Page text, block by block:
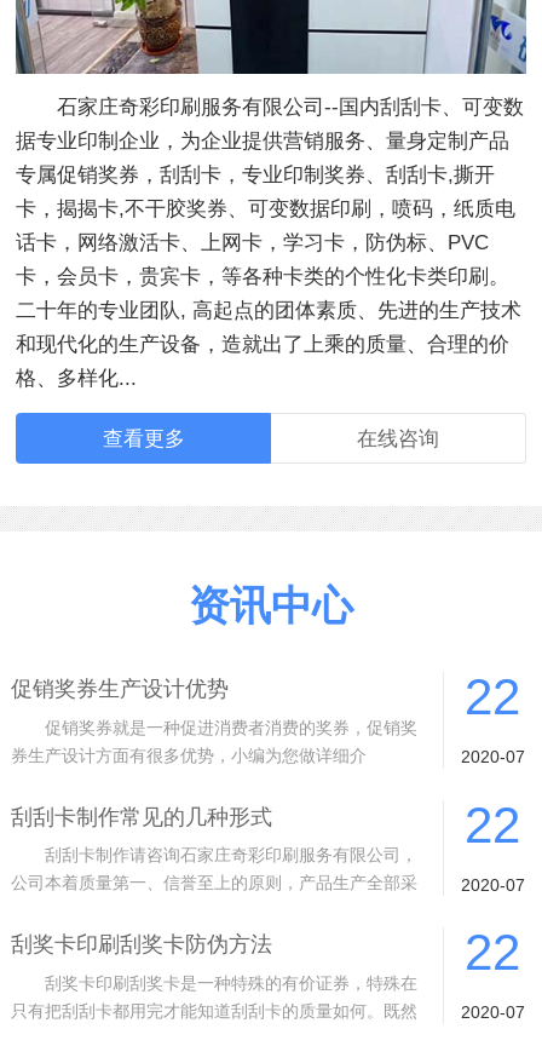
石家庄奇彩印刷服务有限公司--国内刮刮卡、可变数
据专业印制企业，为企业提供营销服务、量身定制产品
专属促销奖券，刮刮卡，专业印制奖券、刮刮卡,撕开
卡，揭揭卡,不干胶奖券、可变数据印刷，喷码，纸质电
话卡，网络激活卡、上网卡，学习卡，防伪标、PVC
卡，会员卡，贵宾卡，等各种卡类的个性化卡类印刷。
二十年的专业团队, 高起点的团体素质、先进的生产技术
和现代化的生产设备，造就出了上乘的质量、合理的价
格、多样化...
查看更多 在线咨询
资讯中心
促销奖券生产设计优势
促销奖券就是一种促进消费者消费的奖券，促销奖
券生产设计方面有很多优势，小编为您做详细介
22
2020-07
刮刮卡制作常见的几种形式
刮刮卡制作请咨询石家庄奇彩印刷服务有限公司，
公司本着质量第一、信誉至上的原则，产品生产全部采
22
2020-07
刮奖卡印刷刮奖卡防伪方法
刮奖卡印刷刮奖卡是一种特殊的有价证券，特殊在
只有把刮刮卡都用完才能知道刮刮卡的质量如何。既然
22
2020-07